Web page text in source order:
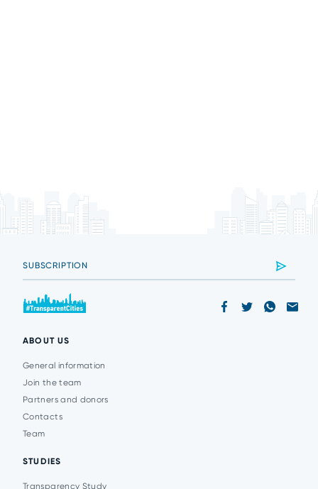
ABOUT US
General information
Join the team
Partners and donors
Contacts
Team
STUDIES
Transparency Study